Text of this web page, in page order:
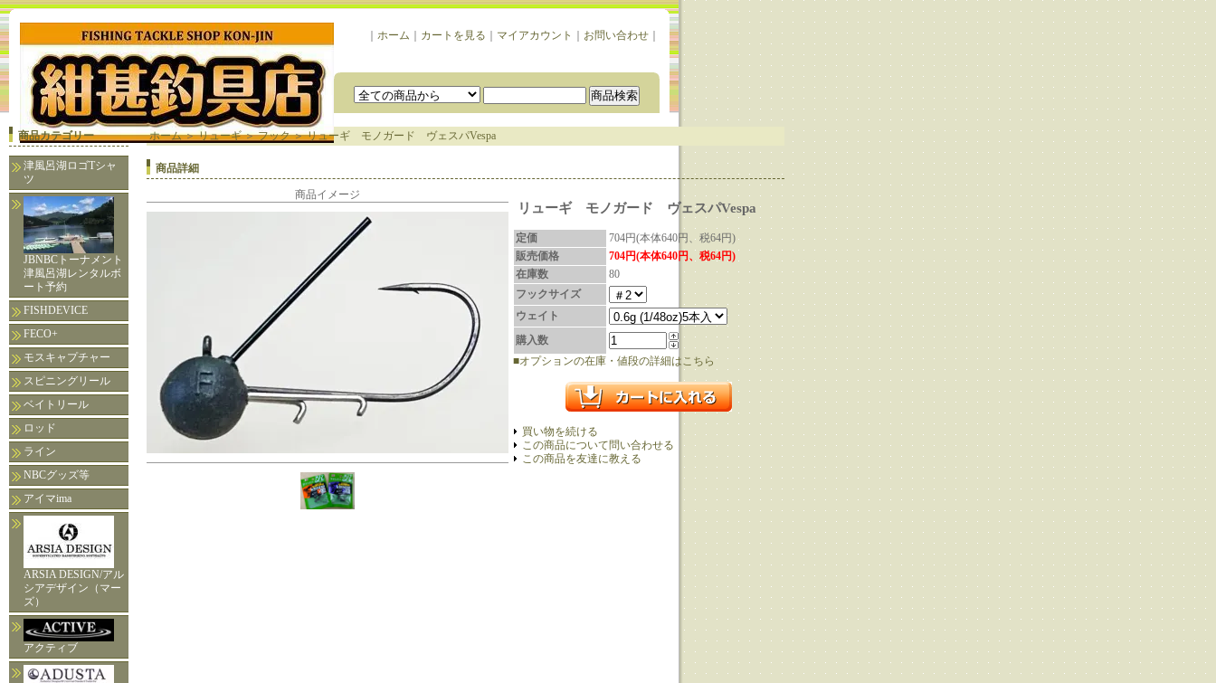
ホーム カートを見る マイアカウント お問い合わせ｜
商品カテゴリー
津風呂湖ロゴTシャ
ツ
JBNBCトーナメント
津風呂湖レンタルボ
ート予約
FISHDEVICE
FECO+
モスキャプチャー
スピニングリール
ベイトリール
ロッド
ライン
NBCグッズ等
アイマima
ARSIA DESIGN/アル
シアデザイン（マー
ズ）
アクティブ
ホーム＞リューギ＞フック＞リューギ モノガード ヴェスパVespa
商品詳細
商品イメージ
リューギ モノガード ヴェスパVespa
定価
704円(本体640円、税64円)
販売価格
704円(本体640円、税64円)
在庫数
80
フックサイズ
ウェイト
購入数
■オプションの在庫・値段の詳細はこちら
買い物を続ける
この商品について問い合わせる
この商品を友達に教える